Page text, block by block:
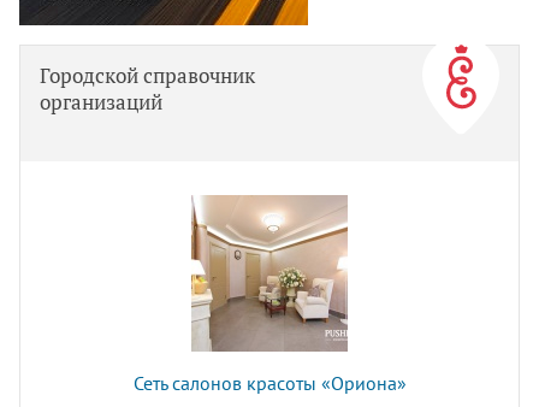
Городской справочник
организаций
Сеть салонов красоты «Ориона»